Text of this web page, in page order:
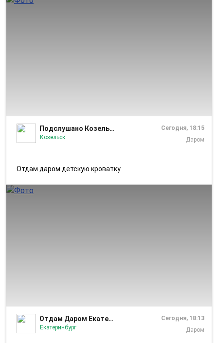
Подслушано Козельск
Козельск
Сегодня, 18:15
Даром
Отдам даром детскую кроватку
Отдам Даром Екатеринбург
Екатеринбург
Сегодня, 18:13
Даром